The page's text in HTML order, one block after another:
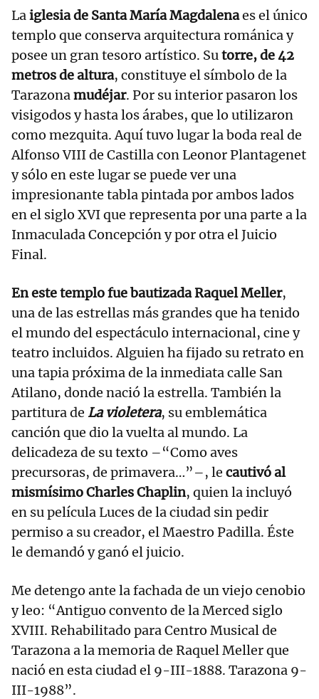
Laiglesia de Santa María Magdalenaes el único
templo que conserva arquitectura románica y
posee un gran tesoro artístico. Sutorre, de 42
metros de altura, constituye el símbolo de la
Tarazonamudéjar. Por su interior pasaron los
visigodos y hasta los árabes, que lo utilizaron
como mezquita. Aquí tuvo lugar la boda real de
Alfonso VIII de Castilla con Leonor Plantagenet
y sólo en este lugar se puede ver una
impresionante tabla pintada por ambos lados
en el siglo XVI que representa por una parte a la
Inmaculada Concepción y por otra el Juicio
Final.
En este templo fue bautizada Raquel Meller,
una de las estrellas más grandes que ha tenido
el mundo del espectáculo internacional, cine y
teatro incluidos. Alguien ha fijado su retrato en
una tapia próxima de la inmediata calle San
Atilano, donde nació la estrella. También la
partitura de La violetera, su emblemática
canción que dio la vuelta al mundo. La
delicadeza de su texto –“Como aves
precursoras, de primavera…”–, le cautivó al
mismísimo Charles Chaplin, quien la incluyó
en su película Luces de la ciudad sin pedir
permiso a su creador, el Maestro Padilla. Éste
le demandó y ganó el juicio.
Me detengo ante la fachada de un viejo cenobio
y leo: “Antiguo convento de la Merced siglo
XVIII. Rehabilitado para Centro Musical de
Tarazona a la memoria de Raquel Meller que
nació en esta ciudad el 9-III-1888. Tarazona 9-
III-1988”.